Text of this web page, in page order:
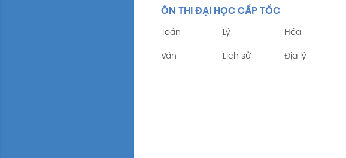
ÔN THI ĐẠI HỌC CẤP TỐC
Toán Lý Hóa
Văn Lịch sử Địa lý